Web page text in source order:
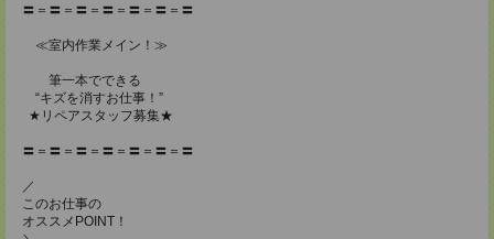
〓＝〓＝〓＝〓＝〓＝〓＝〓
≪室内作業メイン！≫
筆一本でできる
“キズを消すお仕事！”
★リペアスタッフ募集★
〓＝〓＝〓＝〓＝〓＝〓＝〓
／
このお仕事の
オススメPOINT！